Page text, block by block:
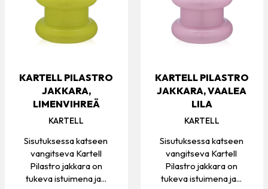
KARTELL PILASTRO
JAKKARA,
LIMENVIHREÄ
KARTELL
Sisutuksessa katseen
vangitseva Kartell
Pilastro jakkara on
tukeva istuimena ja...
KARTELL PILASTRO
JAKKARA, VAALEA
LILA
KARTELL
Sisutuksessa katseen
vangitseva Kartell
Pilastro jakkara on
tukeva istuimena ja...